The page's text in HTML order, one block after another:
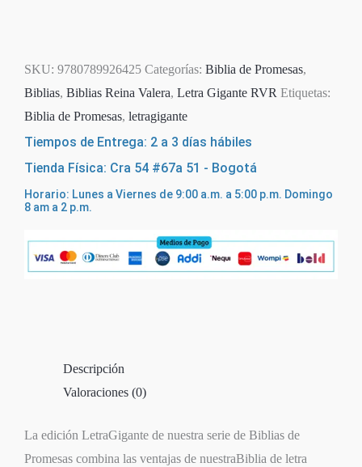
SKU: 9780789926425 Categorías: Biblia de Promesas,
Biblias, Biblias Reina Valera, Letra Gigante RVR Etiquetas:
Biblia de Promesas, letragigante
Tiempos de Entrega: 2 a 3 días hábiles
Tienda Física: Cra 54 #67a 51 - Bogotá
Horario: Lunes a Viernes de 9:00 a.m. a 5:00 p.m. Domingo
8 am a 2 p.m.
Descripción
Valoraciones (0)
La edición LetraGigante de nuestra serie de Biblias de
Promesas combina las ventajas de nuestraBiblia de letra